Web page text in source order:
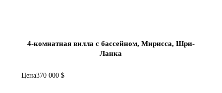
4-комнатная вилла с бассейном, Мирисса, Шри-
Ланка
Цена370 000 $